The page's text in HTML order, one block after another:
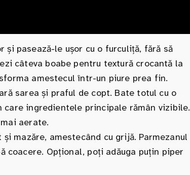
pasează-le ușor cu o furculiță, fără să
câteva boabe pentru textură crocantă la
amestecul într-un piure prea fin.
sarea și praful de copt. Bate totul cu o
ingredientele principale rămân vizibile.
aerate.
mazăre, amestecând cu grijă. Parmezanul
coacere. Opțional, poți adăuga puțin piper